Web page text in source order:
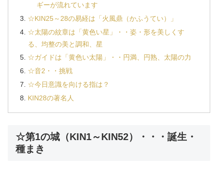
ギーが流れています
☆KIN25～28の易経は「火風鼎（かふうてい）」
☆太陽の紋章は「黄色い星」・・姿・形を美しくす
る、均整の美と調和、星
☆ガイドは「黄色い太陽」・・円満、円熟、太陽の力
☆音2・・挑戦
☆今日意識を向ける指は？
KIN28の著名人
☆第1の城（KIN1～KIN52）・・・誕生・
種まき